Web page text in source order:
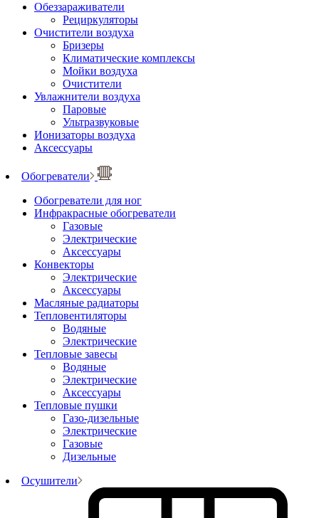
Обеззараживатели
Рециркуляторы
Очистители воздуха
Бризеры
Климатические комплексы
Мойки воздуха
Очистители
Увлажнители воздуха
Паровые
Ультразвуковые
Ионизаторы воздуха
Аксессуары
Обогреватели
Обогреватели для ног
Инфракрасные обогреватели
Газовые
Электрические
Аксессуары
Конвекторы
Электрические
Аксессуары
Масляные радиаторы
Тепловентиляторы
Водяные
Электрические
Тепловые завесы
Водяные
Электрические
Аксессуары
Тепловые пушки
Газо-дизельные
Электрические
Газовые
Дизельные
Осушители